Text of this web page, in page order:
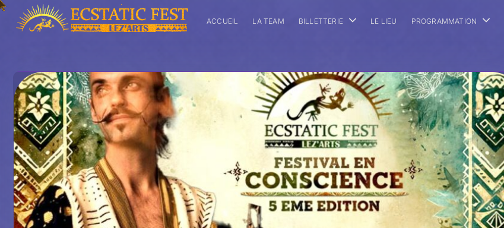
ACCUEIL LA TEAM BILLETTERIE LE LIEU PROGRAMMATION